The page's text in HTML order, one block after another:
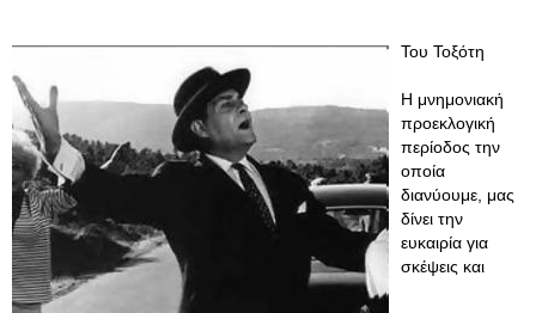
Του Τοξότη
Η μνημονιακή
προεκλογική
περίοδος την
οποία
διανύουμε, μας
δίνει την
ευκαιρία για
σκέψεις και